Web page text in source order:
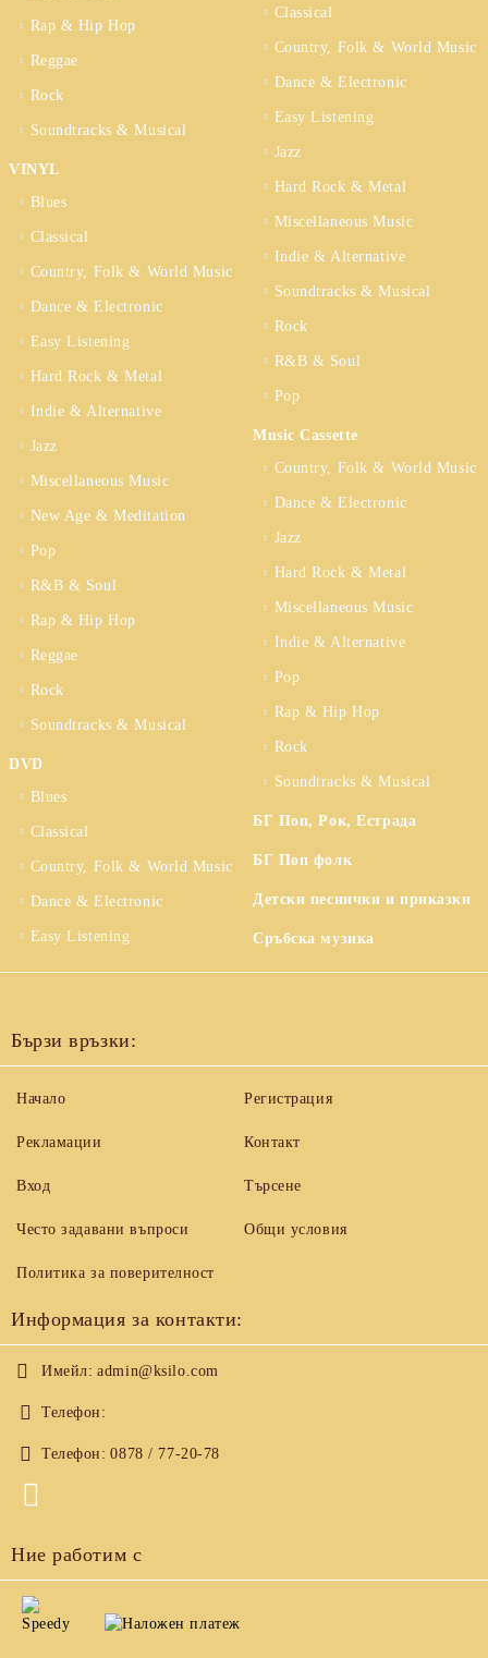
Rap & Hip Hop
Reggae
Rock
Soundtracks & Musical
VINYL
Blues
Classical
Country, Folk & World Music
Dance & Electronic
Easy Listening
Hard Rock & Metal
Indie & Alternative
Jazz
Miscellaneous Music
New Age & Meditation
Pop
R&B & Soul
Rap & Hip Hop
Reggae
Rock
Soundtracks & Musical
DVD
Blues
Classical
Country, Folk & World Music
Dance & Electronic
Easy Listening
Classical
Country, Folk & World Music
Dance & Electronic
Easy Listening
Jazz
Hard Rock & Metal
Miscellaneous Music
Indie & Alternative
Soundtracks & Musical
Rock
R&B & Soul
Pop
Music Cassette
Country, Folk & World Music
Dance & Electronic
Jazz
Hard Rock & Metal
Miscellaneous Music
Indie & Alternative
Pop
Rap & Hip Hop
Rock
Soundtracks & Musical
БГ Поп, Рок, Естрада
БГ Поп фолк
Детски песнички и приказки
Сръбска музика
Бързи връзки:
Начало
Рекламации
Вход
Често задавани въпроси
Регистрация
Контакт
Търсене
Общи условия
Политика за поверителност
Информация за контакти:
Имейл: admin@ksilo.com
Телефон:
Телефон: 0878 / 77-20-78
Ние работим с